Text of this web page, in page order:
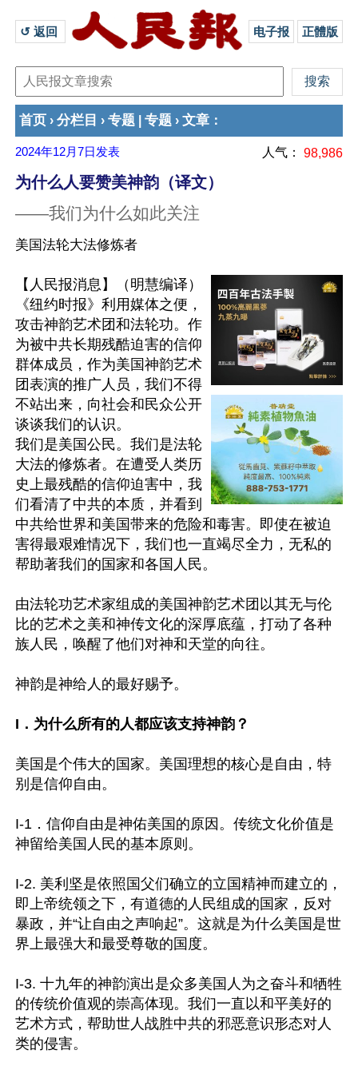
↺ 返回 电子报 正體版
首页 › 分栏目 › 专题 专题 › 文章 ：
2024年12月7日 发表 人气： 98,986
为什么人要赞美神韵（译文）
——我们为什么如此关注
美国法轮大法修炼者
【人民报消息】（明慧编译）
《纽约时报》利用媒体之便，
攻击神韵艺术团和法轮功。作
为被中共长期残酷迫害的信仰
群体成员，作为美国神韵艺术
团表演的推广人员，我们不得
不站出来，向社会和民众公开
谈谈我们的认识。
我们是美国公民。我们是法轮
大法的修炼者。在遭受人类历
史上最残酷的信仰迫害中，我
们看清了中共的本质，并看到
中共给世界和美国带来的危险和毒害。即使在被迫
害得最艰难情况下，我们也一直竭尽全力，无私的
帮助著我们的国家和各国人民。
由法轮功艺术家组成的美国神韵艺术团以其无与伦
比的艺术之美和神传文化的深厚底蕴，打动了各种
族人民，唤醒了他们对神和天堂的向往。
神韵是神给人的最好赐予。
I．为什么所有的人都应该支持神韵？
美国是个伟大的国家。美国理想的核心是自由，特
别是信仰自由。
I-1．信仰自由是神佑美国的原因。传统文化价值是
神留给美国人民的基本原则。
I-2. 美利坚是依照国父们确立的立国精神而建立的，
即上帝统领之下，有道德的人民组成的国家，反对
暴政，并“让自由之声响起”。这就是为什么美国是世
界上最强大和最受尊敬的国度。
I-3. 十九年的神韵演出是众多美国人为之奋斗和牺牲
的传统价值观的崇高体现。我们一直以和平美好的
艺术方式，帮助世人战胜中共的邪恶意识形态对人
类的侵害。